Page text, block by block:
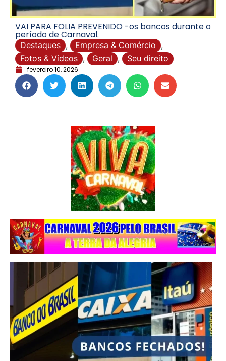
VAI PARA FOLIA PREVENIDO -os bancos durante o
período de Carnaval.
Destaques , Empresa & Comércio ,
Fotos & Vídeos , Geral , Seu direito
fevereiro 10, 2026